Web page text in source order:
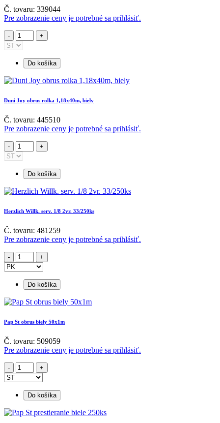
Č. tovaru: 339044
Pre zobrazenie ceny je potrebné sa prihlásiť.
Do košíka
Duni Joy obrus rolka 1,18x40m, biely
Č. tovaru: 445510
Pre zobrazenie ceny je potrebné sa prihlásiť.
Do košíka
Herzlich Willk. serv. 1/8 2vr. 33/250ks
Č. tovaru: 481259
Pre zobrazenie ceny je potrebné sa prihlásiť.
Do košíka
Pap St obrus biely 50x1m
Č. tovaru: 509059
Pre zobrazenie ceny je potrebné sa prihlásiť.
Do košíka